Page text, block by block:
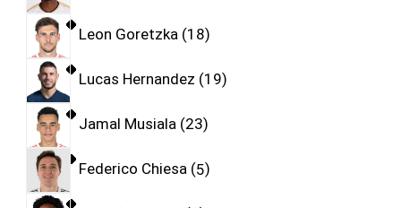
Leon Goretzka 18
Lucas Hernandez 19
Jamal Musiala 23
Federico Chiesa 5